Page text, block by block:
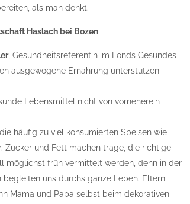
als man denkt.
Haslach bei Bozen
, Gesundheitsreferentin im Fonds Gesundes
ausgewogene Ernährung unterstützen
Lebensmittel nicht von vorneherein
häufig zu viel konsumierten Speisen wie
Zucker und Fett machen träge, die richtige
möglichst früh vermittelt werden, denn in der
uns durchs ganze Leben. Eltern
Mama und Papa selbst beim dekorativen